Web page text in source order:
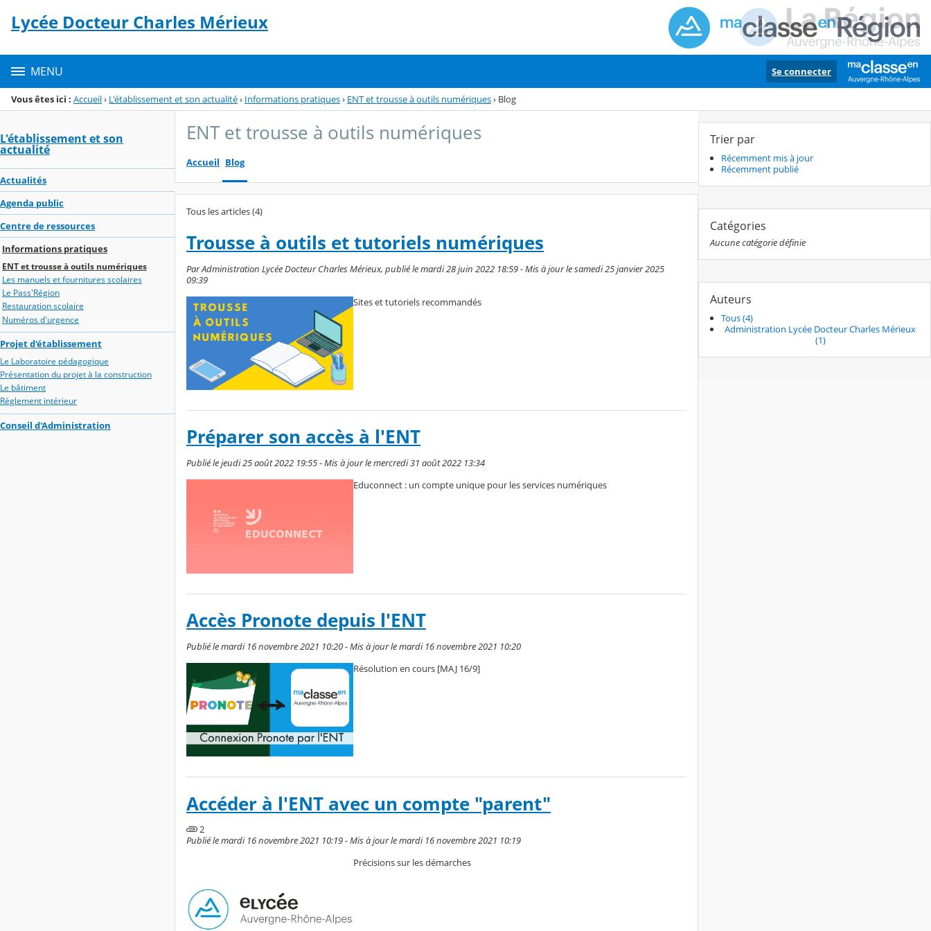
Menu de la rubrique
Contenu
Lycée Docteur Charles Mérieux
MENU Se connecter
Vous êtes ici : Accueil› L'établissement et son actualité› Informations pratiques› ENT et trousse à outils numériques› Blog
L'établissement et son
actualité
Actualités
Agenda public
Centre de ressources
Informations pratiques
ENT et trousse à outils numériques
Les manuels et fournitures scolaires
Le Pass'Région
Restauration scolaire
Numéros d'urgence
Projet d'établissement
Le Laboratoire pédagogique
Présentation du projet à la construction
Le bâtiment
Règlement intérieur
Conseil d'Administration
ENT et trousse à outils numériques
Accueil Blog
Tous les articles (4)
Trousse à outils et tutoriels numériques
Par Administration Lycée Docteur Charles Mérieux, publié le mardi 28 juin 2022 18:59 - Mis à jour le samedi 25 janvier 2025
09:39
Sites et tutoriels recommandés
Préparer son accès à l'ENT
Publié le jeudi 25 août 2022 19:55 - Mis à jour le mercredi 31 août 2022 13:34
Educonnect : un compte unique pour les services numériques
Accès Pronote depuis l'ENT
Publié le mardi 16 novembre 2021 10:20 - Mis à jour le mardi 16 novembre 2021 10:20
Résolution en cours [MAJ 16/9]
Accéder à l'ENT avec un compte "parent"
2
Publié le mardi 16 novembre 2021 10:19 - Mis à jour le mardi 16 novembre 2021 10:19
Précisions sur les démarches
Trier par
Récemment mis à jour
Récemment publié
Catégories
Aucune catégorie définie
Auteurs
Tous (4)
Administration Lycée Docteur Charles Mérieux
(1)